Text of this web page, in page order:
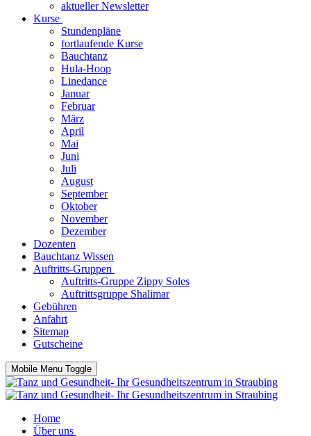
aktueller Newsletter
Kurse
Stundenpläne
fortlaufende Kurse
Bauchtanz
Hula-Hoop
Linedance
Januar
Februar
März
April
Mai
Juni
Juli
August
September
Oktober
November
Dezember
Dozenten
Bauchtanz Wissen
Auftritts-Gruppen
Auftritts-Gruppe Zippy Soles
Auftrittsgruppe Shalimar
Gebühren
Anfahrt
Sitemap
Gutscheine
Mobile Menu Toggle
Home
Über uns